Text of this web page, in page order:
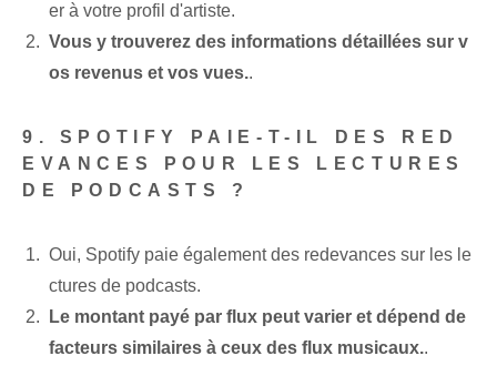
er à votre profil d'artiste.
Vous y trouverez des informations détaillées sur v
os revenus et vos vues..
9. SPOTIFY PAIE-T-IL DES RED
EVANCES POUR LES LECTURES
DE PODCASTS ?
Oui, Spotify paie également des redevances sur les le
ctures de podcasts.
Le montant payé par flux peut varier et dépend de
facteurs similaires à ceux des flux musicaux..